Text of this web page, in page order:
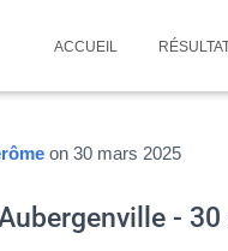
ACCUEIL
on 30 mars 2025
-